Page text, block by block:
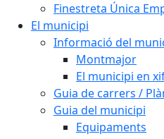
Finestreta Única
El municipi
Informació del
Montmajor
El municipi en
Guia de carrers /
Guia del municipi
Equipaments